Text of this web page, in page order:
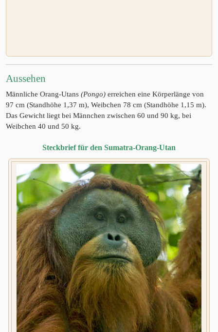
Aussehen
Männliche Orang-Utans (Pongo) erreichen eine Körperlänge von
97 cm (Standhöhe 1,37 m), Weibchen 78 cm (Standhöhe 1,15 m).
Das Gewicht liegt bei Männchen zwischen 60 und 90 kg, bei
Weibchen 40 und 50 kg.
Steckbrief für den Sumatra-Orang-Utan